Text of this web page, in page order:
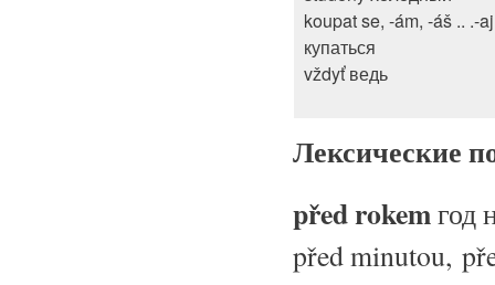
koupat se, -ám, -áš .. .-
купаться
vždyť ведь
Лексические
před rokemгод
před minutou,